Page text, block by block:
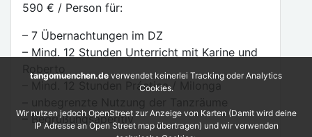
590 € / Person für:
– 7 Übernachtungen im DZ
– Mind. 12 Stunden Unterricht mit Karine und
Roberto
– Mind. 12 Stunden Práctica / Milonga
– Begrüßungsaperitiv
tangomuenchen.de verwendet keinerlei Tracking oder Analytics
Cookies.
Wir nutzen jedoch OpenStreet zur Anzeige von Karten (Damit wird deine
IP Adresse an Open Street map übertragen) und wir verwenden